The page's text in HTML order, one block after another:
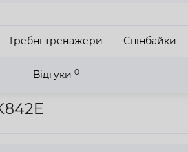
Гребні тренажери Спінбайки
Відгуки 0
для дому TopTrack K842E